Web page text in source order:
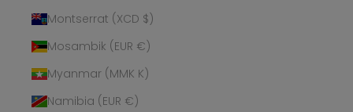
Montserrat (XCD $)
Mosambik (EUR €)
Myanmar (MMK K)
Namibia (EUR €)